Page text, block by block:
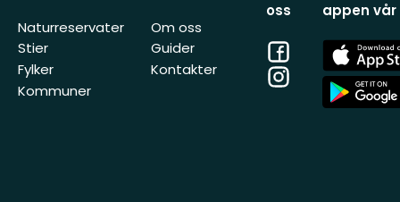
Naturreservater
Stier
Fylker
Kommuner
Om oss
Guider
Kontakter
oss
Facebook
Instagram
appen vår
App
Store
App
Store